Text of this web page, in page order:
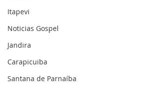
Itapevi
Noticias Gospel
Jandira
Carapicuiba
Santana de Parnaíba